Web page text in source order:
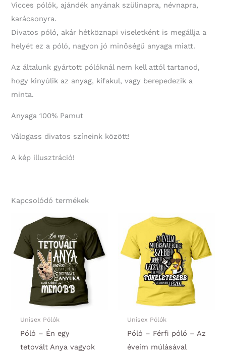
Vicces pólók, ajándék anyának szülinapra, névnapra,
karácsonyra.
Divatos póló, akár hétköznapi viseletként is megállja a
helyét ez a póló, nagyon jó minőségű anyaga miatt.
Az általunk gyártott pólóknál nem kell attól tartanod,
hogy kinyúlik az anyag, kifakul, vagy berepedezik a
minta.
Anyaga 100% Pamut
Válogass divatos színeink között!
A kép illusztráció!
Kapcsolódó termékek
Unisex Pólók
Póló – Én egy
tetovált Anya vagyok
Unisex Pólók
Póló – Férfi póló – Az
éveim múlásával